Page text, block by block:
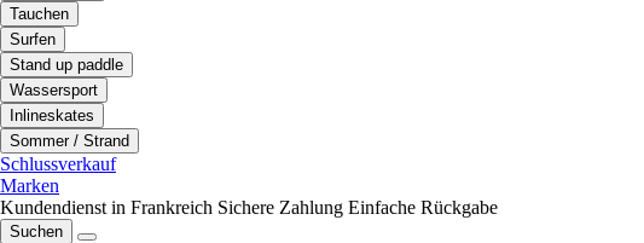
Tauchen
Surfen
Stand up paddle
Wassersport
Inlineskates
Sommer / Strand
Schlussverkauf
Marken
Kundendienst in Frankreich Sichere Zahlung Einfache Rückgabe
Suchen